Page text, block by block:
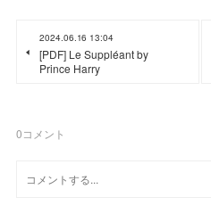
2024.06.16 13:04
[PDF] Le Suppléant by
Prince Harry
0コメント